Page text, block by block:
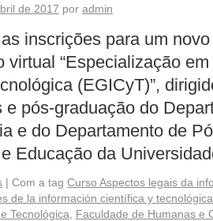
de 2017 por admin
inscrições para um
virtual “Especialização
(EGICyT)”,
e pós-graduação do
e do Departamento de
Educação da
| Com a tag Curso Aspectos legais da
de la información cientí­fica y tecnológica
Tecnológica
Faculdade de Humanas e